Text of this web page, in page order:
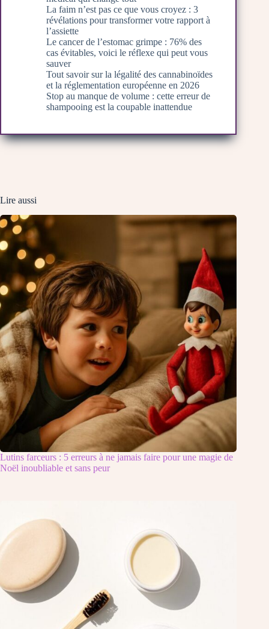
La faim n’est pas ce que vous croyez : 3
révélations pour transformer votre rapport à
l’assiette
Le cancer de l’estomac grimpe : 76% des
cas évitables, voici le réflexe qui peut vous
sauver
Tout savoir sur la légalité des cannabinoïdes
et la réglementation européenne en 2026
Stop au manque de volume : cette erreur de
shampooing est la coupable inattendue
Lire aussi
Lutins farceurs : 5 erreurs à ne jamais faire pour une magie de
Noël inoubliable et sans peur